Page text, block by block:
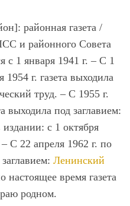
: районная газета /
и районного Совета
с 1 января 1941 г. – С 1
1954 г. газета выходила
труд. – С 1955 г.
выходила под заглавием:
с 1 октября
С 22 апреля 1962 г. по
Ленинский
настоящее время газета
родном.